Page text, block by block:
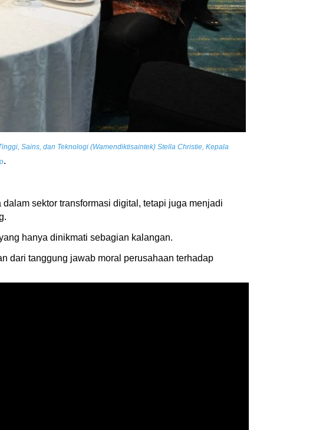
Sains, dan Teknologi (Wamendiktisaintek) Stella Christie, Kepala
.
sektor transformasi digital, tetapi juga menjadi
hanya dinikmati sebagian kalangan.
dari tanggung jawab moral perusahaan terhadap